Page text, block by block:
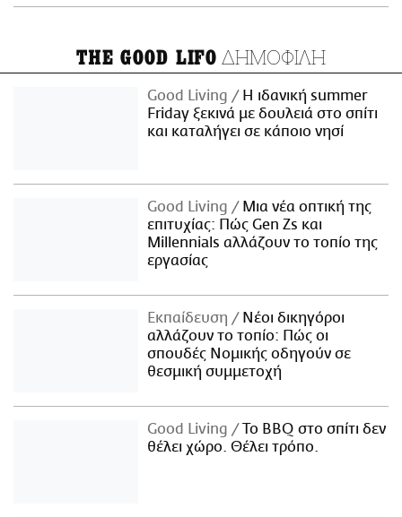
THE GOOD LIFO ΔΗΜΟΦΙΛΗ
Good Living
Η ιδανική summer
Friday ξεκινά με δουλειά στο σπίτι
και καταλήγει σε κάποιο νησί
Good Living
Μια νέα οπτική της
επιτυχίας: Πώς Gen Zs και
Millennials αλλάζουν το τοπίο της
εργασίας
Εκπαίδευση
Νέοι δικηγόροι
αλλάζουν το τοπίο: Πώς οι
σπουδές Νομικής οδηγούν σε
θεσμική συμμετοχή
Good Living
Το BBQ στο σπίτι δεν
θέλει χώρο. Θέλει τρόπο.